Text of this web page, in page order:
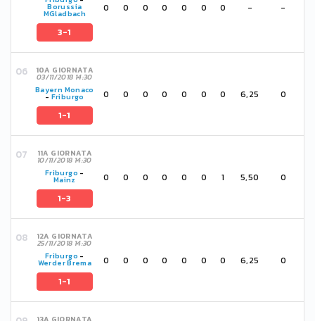
Borussia
MGladbach
3-1
0 0 0 0 0 0 0 - -
10A GIORNATA
03/11/2018 14:30
Bayern Monaco
- Friburgo
1-1
0 0 0 0 0 0 0 6,25 0
11A GIORNATA
10/11/2018 14:30
Friburgo -
Mainz
1-3
0 0 0 0 0 0 1 5,50 0
12A GIORNATA
25/11/2018 14:30
Friburgo -
Werder Brema
1-1
0 0 0 0 0 0 0 6,25 0